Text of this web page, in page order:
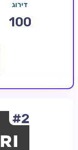
בונוסים בקזינו אונליין
דירוג
100
#2